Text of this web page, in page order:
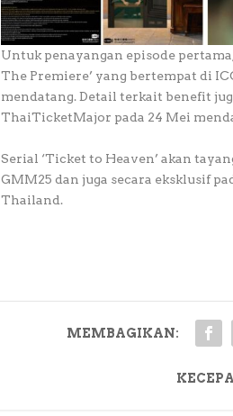
Untuk penayangan episode
The Premiere’ yang bertempat di
mendatang. Detail terkait benefit
ThaiTicketMajor pada 24 Mei
Serial ‘Ticket to Heaven’ akan
GMM25 dan juga secara eksklusif
Thailand.
MEMBAGIKAN: